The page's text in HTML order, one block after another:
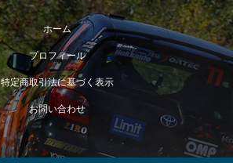
ホーム
プロフィール
特定商取引法に基づく表示
お問い合わせ